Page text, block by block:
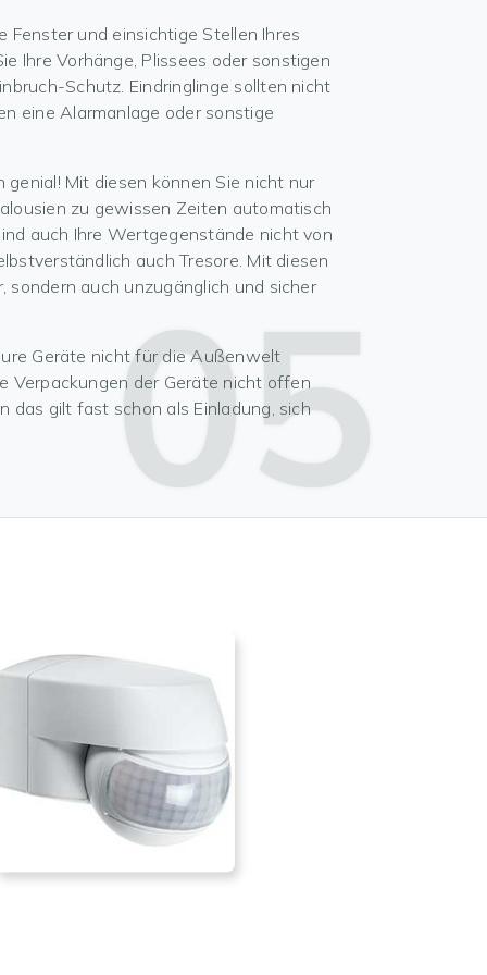
Fenster und einsichtige Stellen Ihres
Ihre Vorhänge, Plissees oder sonstigen
Schutz. Eindringlinge sollten nicht
eine Alarmanlage oder sonstige
Mit diesen können Sie nicht nur
zu gewissen Zeiten automatisch
auch Ihre Wertgegenstände nicht von
auch Tresore. Mit diesen
auch unzugänglich und sicher
Geräte nicht für die Außenwelt
Verpackungen der Geräte nicht offen
das gilt fast schon als Einladung, sich
05